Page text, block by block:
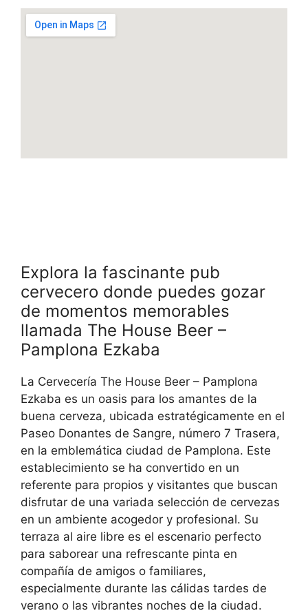
Explora la fascinante pub
cervecero donde puedes gozar
de momentos memorables
llamada The House Beer –
Pamplona Ezkaba
La Cervecería The House Beer – Pamplona
Ezkaba es un oasis para los amantes de la
buena cerveza, ubicada estratégicamente en el
Paseo Donantes de Sangre, número 7 Trasera,
en la emblemática ciudad de Pamplona. Este
establecimiento se ha convertido en un
referente para propios y visitantes que buscan
disfrutar de una variada selección de cervezas
en un ambiente acogedor y profesional. Su
terraza al aire libre es el escenario perfecto
para saborear una refrescante pinta en
compañía de amigos o familiares,
especialmente durante las cálidas tardes de
verano o las vibrantes noches de la ciudad.